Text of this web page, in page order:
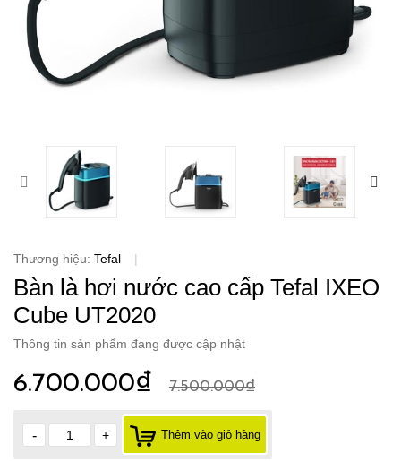
Thương hiệu: Tefal |
Bàn là hơi nước cao cấp Tefal IXEO
Cube UT2020
Thông tin sản phẩm đang được cập nhật
6.700.000₫ 7.500.000₫
- + Thêm vào giỏ hàng